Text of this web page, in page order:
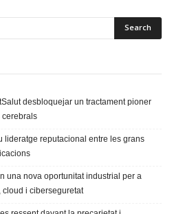
desbloquejar un tractament pioner
cerebrals
lideratge reputacional entre les grans
una nova oportunitat industrial per a
cloud i ciberseguretat